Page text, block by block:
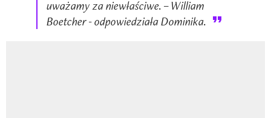
uważamy za niewłaściwe. – William
Boetcher - odpowiedziała Dominika.